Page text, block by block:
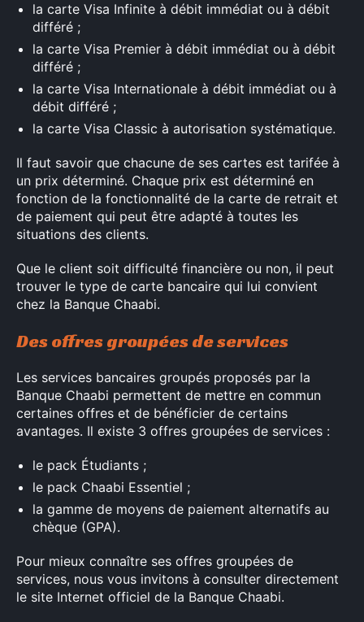
la carte Visa Infinite à débit immédiat ou à débit
différé ;
la carte Visa Premier à débit immédiat ou à débit
différé ;
la carte Visa Internationale à débit immédiat ou à
débit différé ;
la carte Visa Classic à autorisation systématique.
Il faut savoir que chacune de ses cartes est tarifée à
un prix déterminé. Chaque prix est déterminé en
fonction de la fonctionnalité de la carte de retrait et
de paiement qui peut être adapté à toutes les
situations des clients.
Que le client soit difficulté financière ou non, il peut
trouver le type de carte bancaire qui lui convient
chez la Banque Chaabi.
Des offres groupées de services
Les services bancaires groupés proposés par la
Banque Chaabi permettent de mettre en commun
certaines offres et de bénéficier de certains
avantages. Il existe 3 offres groupées de services :
le pack Étudiants ;
le pack Chaabi Essentiel ;
la gamme de moyens de paiement alternatifs au
chèque (GPA).
Pour mieux connaître ses offres groupées de
services, nous vous invitons à consulter directement
le site Internet officiel de la Banque Chaabi.